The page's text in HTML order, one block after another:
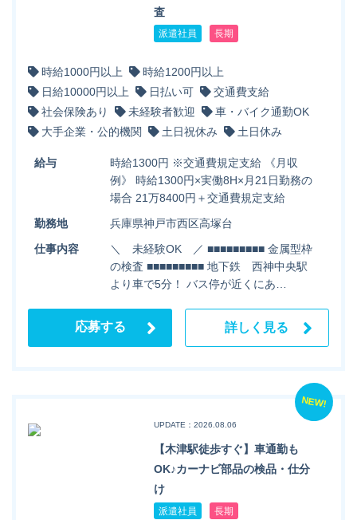
査
派遣社員 長期
時給1000円以上
時給1200円以上
日給10000円以上
日払い可
交通費支給
社会保険あり
未経験者歓迎
車・バイク通勤OK
大手企業・公的機関
土日祝休み 土日休み
給与
時給1300円 ※交通費規定支給 《月収
例》 時給1300円×実働8H×月21日勤務の
場合 21万8400円＋交通費規定支給
勤務地
兵庫県神戸市西区高塚台
仕事内容
＼ 未経験OK ／ ■■■■■■■■■ 金属型枠
の検査 ■■■■■■■■■ 地下鉄 西神中央駅
より車で5分！ バス停が近くにあ…
応募する 詳しく見る
NEW!
UPDATE：2026.08.06
【木津駅徒歩すぐ】車通勤も
OK♪カーナビ部品の検品・仕分
け
派遣社員 長期